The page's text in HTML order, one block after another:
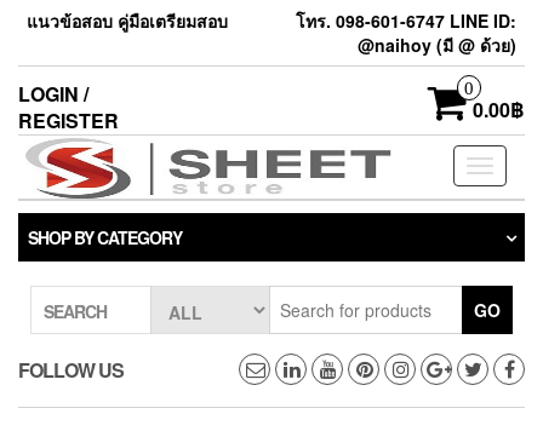
แนวข้อสอบ คู่มือเตรียมสอบ
โทร. 098-601-6747 LINE ID:
@naihoy (มี @ ด้วย)
LOGIN /
REGISTER
0
0.00฿
Toggle
SHOP BY CATEGORY
SEARCH GO
FOLLOW US